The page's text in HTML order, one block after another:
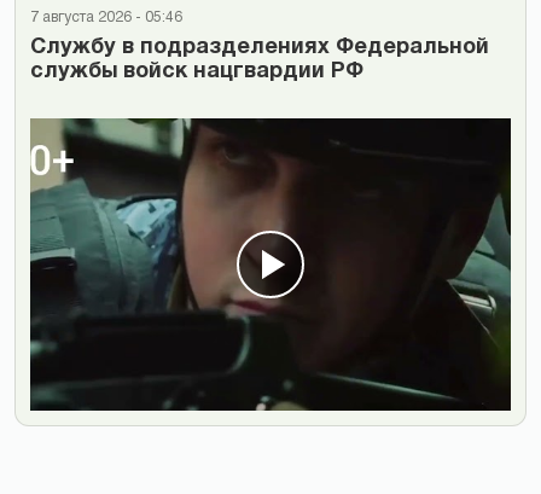
7 августа 2026 - 05:46
Cлужбу в подразделениях Федеральной
службы войск нацгвардии РФ